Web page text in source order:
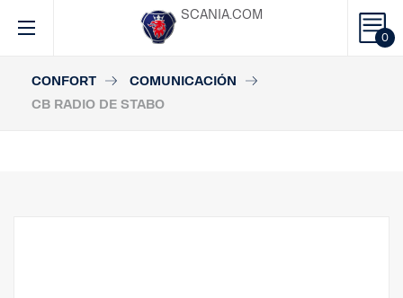
0
SCANIA.COM
CONFORT
COMUNICACIÓN
CB RADIO DE STABO